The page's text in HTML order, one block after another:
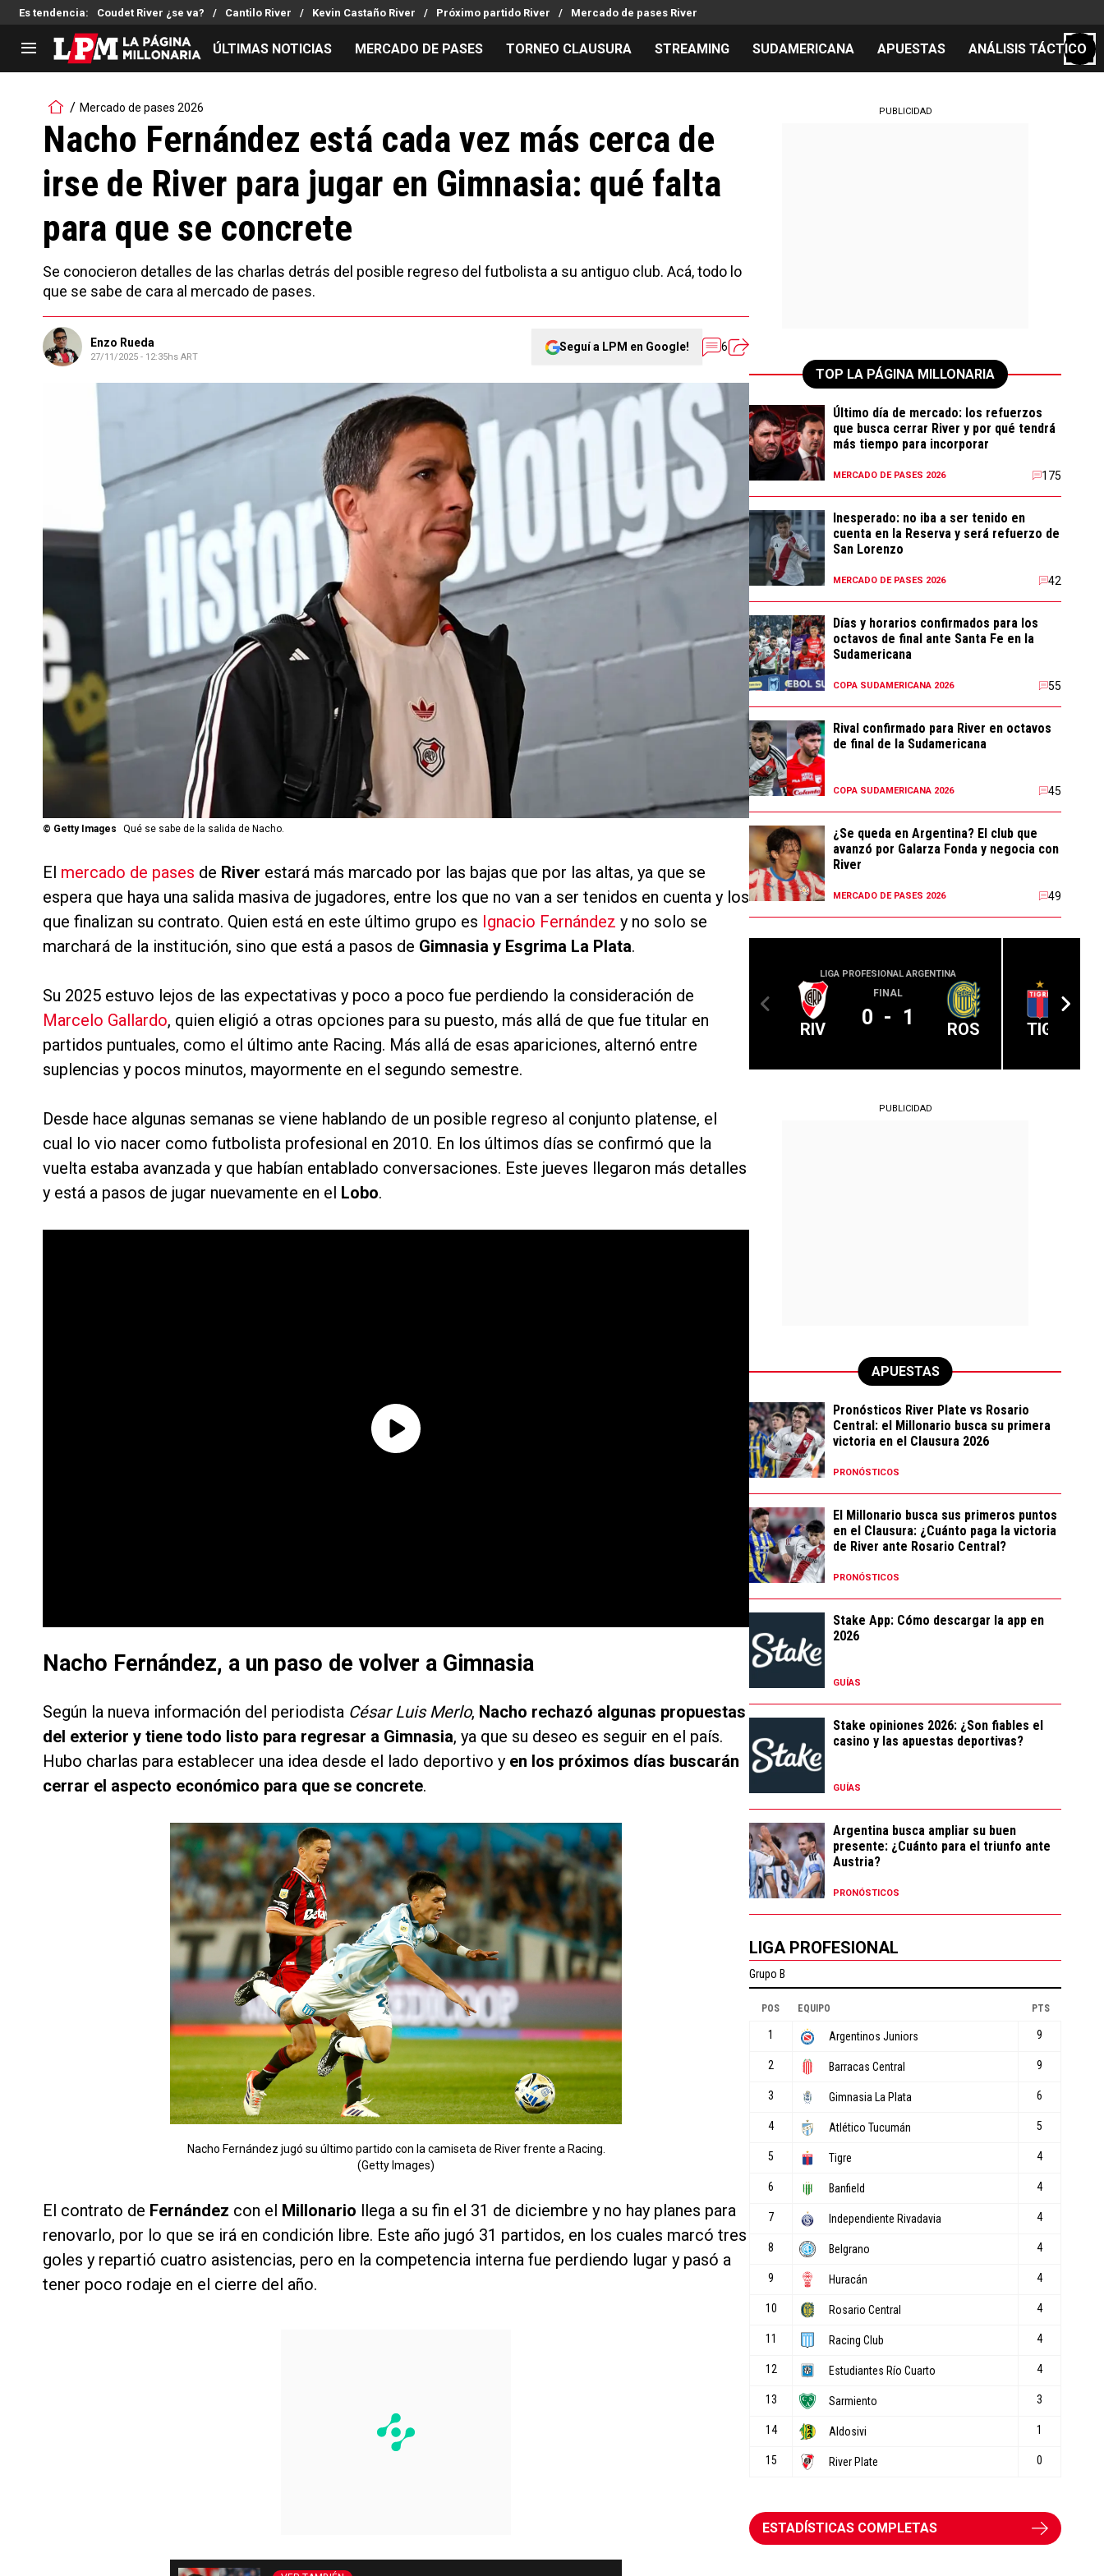
Es tendencia: Coudet River ¿se va? Cantilo River Kevin Castaño River Próximo partido River Mercado de pases River
LIGA PROFESIONAL
Noticias
Tabla de posiciones
Fixture
Reserva
Copa Sudamericana
Copa Argentina
Selección Argentina
Mercado de Pases
Análisis tácticos
Juanfer Quintero
Chacho Coudet
Streaming
Entradas
Hinchas
Los goles de River
Noticias
Guías
Códigos
Pronósticos
ÚLTIMAS NOTICIAS MERCADO DE PASES TORNEO CLAUSURA STREAMING SUDAMERICANA APUESTAS ANÁLISIS TÁCTICO
Mercado de pases 2026
Nacho Fernández está cada vez más cerca de
irse de River para jugar en Gimnasia: qué falta
para que se concrete
Se conocieron detalles de las charlas detrás del posible regreso del futbolista a su antiguo club. Acá, todo lo
que se sabe de cara al mercado de pases.
Enzo Rueda
27/11/2025 - 12:35hs ART
Seguí a LPM en Google! 6
© Getty Images Qué se sabe de la salida de Nacho.
El mercado de pases de River estará más marcado por las bajas que por las altas, ya que se
espera que haya una salida masiva de jugadores, entre los que no van a ser tenidos en cuenta y los
que finalizan su contrato. Quien está en este último grupo es Ignacio Fernández y no solo se
marchará de la institución, sino que está a pasos de Gimnasia y Esgrima La Plata.
Su 2025 estuvo lejos de las expectativas y poco a poco fue perdiendo la consideración de
Marcelo Gallardo, quien eligió a otras opciones para su puesto, más allá de que fue titular en
partidos puntuales, como el último ante Racing. Más allá de esas apariciones, alternó entre
suplencias y pocos minutos, mayormente en el segundo semestre.
Desde hace algunas semanas se viene hablando de un posible regreso al conjunto platense, el
cual lo vio nacer como futbolista profesional en 2010. En los últimos días se confirmó que la
vuelta estaba avanzada y que habían entablado conversaciones. Este jueves llegaron más detalles
y está a pasos de jugar nuevamente en el Lobo.
Nacho Fernández, a un paso de volver a Gimnasia
Según la nueva información del periodista César Luis Merlo, Nacho rechazó algunas propuestas
del exterior y tiene todo listo para regresar a Gimnasia, ya que su deseo es seguir en el país.
Hubo charlas para establecer una idea desde el lado deportivo y en los próximos días buscarán
cerrar el aspecto económico para que se concrete.
Nacho Fernández jugó su último partido con la camiseta de River frente a Racing.
(Getty Images)
El contrato de Fernández con el Millonario llega a su fin el 31 de diciembre y no hay planes para
renovarlo, por lo que se irá en condición libre. Este año jugó 31 partidos, en los cuales marcó tres
goles y repartió cuatro asistencias, pero en la competencia interna fue perdiendo lugar y pasó a
tener poco rodaje en el cierre del año.
PUBLICIDAD
TOP LA PÁGINA MILLONARIA
Último día de mercado: los refuerzos
que busca cerrar River y por qué tendrá
más tiempo para incorporar
MERCADO DE PASES 2026 175
Inesperado: no iba a ser tenido en
cuenta en la Reserva y será refuerzo de
San Lorenzo
MERCADO DE PASES 2026 42
Días y horarios confirmados para los
octavos de final ante Santa Fe en la
Sudamericana
COPA SUDAMERICANA 2026 55
Rival confirmado para River en octavos
de final de la Sudamericana
COPA SUDAMERICANA 2026 45
¿Se queda en Argentina? El club que
avanzó por Galarza Fonda y negocia con
River
MERCADO DE PASES 2026 49
LIGA PROFESIONAL ARGENTINA
RIV
FINAL
0 - 1 ROS TIG
PUBLICIDAD
APUESTAS
Pronósticos River Plate vs Rosario
Central: el Millonario busca su primera
victoria en el Clausura 2026
PRONÓSTICOS
El Millonario busca sus primeros puntos
en el Clausura: ¿Cuánto paga la victoria
de River ante Rosario Central?
PRONÓSTICOS
Stake App: Cómo descargar la app en
2026
GUÍAS
Stake opiniones 2026: ¿Son fiables el
casino y las apuestas deportivas?
GUÍAS
Argentina busca ampliar su buen
presente: ¿Cuánto para el triunfo ante
Austria?
PRONÓSTICOS
LIGA PROFESIONAL
ESTADÍSTICAS COMPLETAS